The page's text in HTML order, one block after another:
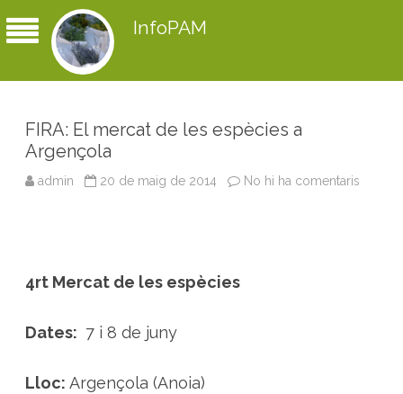
InfoPAM
FIRA: El mercat de les espècies a
Argençola
admin 20 de maig de 2014 No hi ha comentaris
4rt Mercat de les espècies
Dates: 7 i 8 de juny
Lloc: Argençola (Anoia)